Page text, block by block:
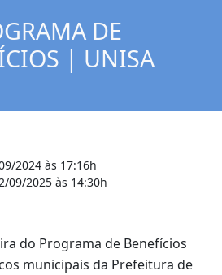
DE
| UNISA
2024 às 17:16h
09/2025 às 14:30h
do Programa de Benefícios
municipais da Prefeitura de